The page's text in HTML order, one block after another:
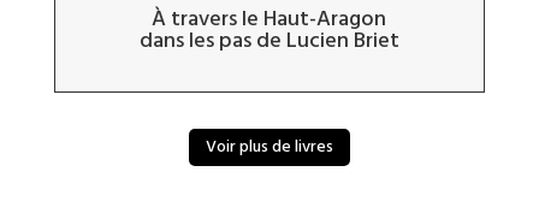
À travers le Haut-Aragon
dans les pas de Lucien Briet
Voir plus de livres